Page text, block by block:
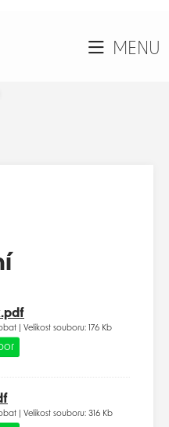
MENU
| Velikost souboru: 176 Kb
| Velikost souboru: 316 Kb